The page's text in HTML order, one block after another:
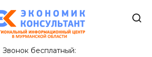
Звонок бесплатный: